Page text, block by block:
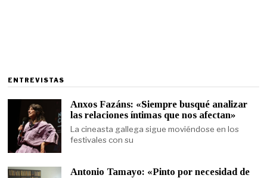
ENTREVISTAS
Anxos Fazáns: «Siempre busqué analizar
las relaciones íntimas que nos afectan»
La cineasta gallega sigue moviéndose en los
festivales con su
Antonio Tamayo: «Pinto por necesidad de